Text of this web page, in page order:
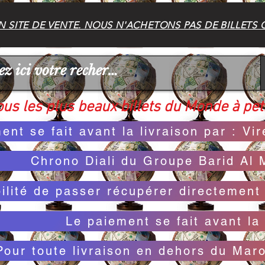
SITE DE VENTE. NOUS N'ACHETONS PAS DE BILLETS
les plus beaux billets du Monde à
se fait avant la livraison par :
Chrono Diali du Groupe Barid Al
de passer récupérer directement
Le paiement se fait avant
toute livraison en dehors du